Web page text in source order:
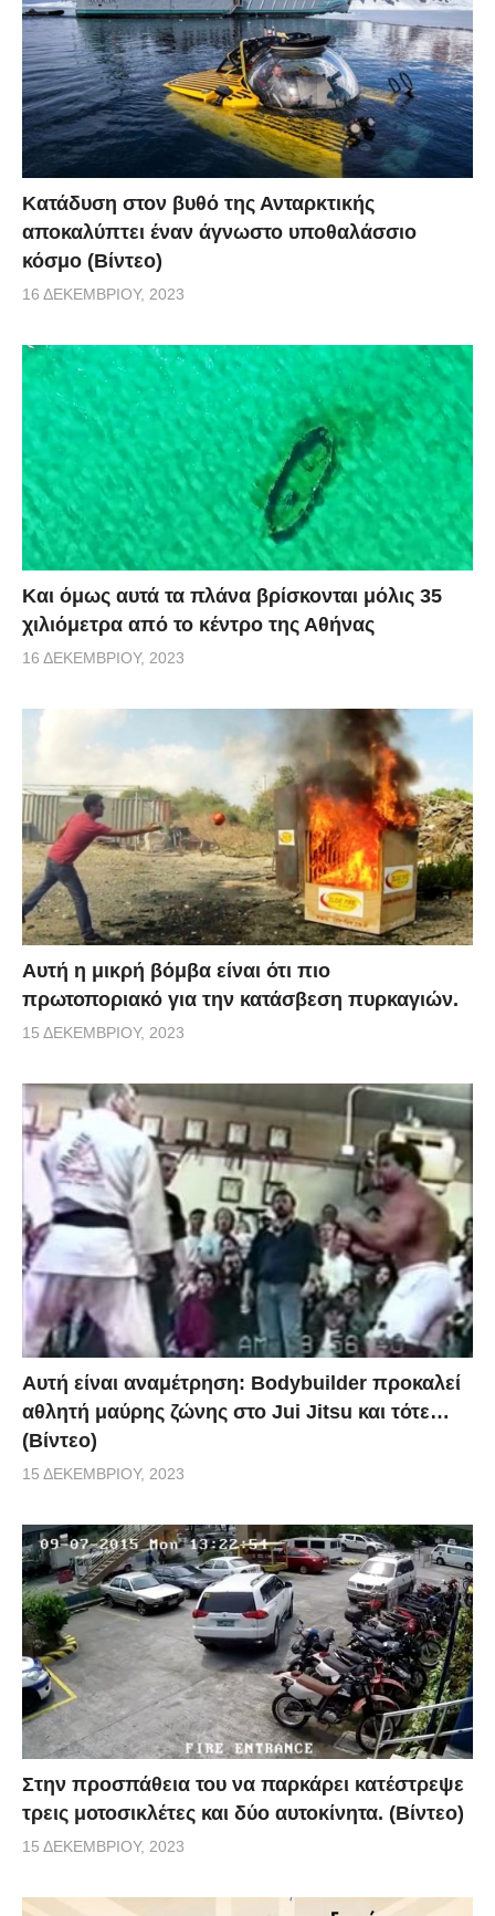
Κατάδυση στον βυθό της Ανταρκτικής
αποκαλύπτει έναν άγνωστο υποθαλάσσιο
κόσμο (Βίντεο)
16 ΔΕΚΕΜΒΡΊΟΥ, 2023
Και όμως αυτά τα πλάνα βρίσκονται μόλις 35
χιλιόμετρα από το κέντρο της Αθήνας
16 ΔΕΚΕΜΒΡΊΟΥ, 2023
Αυτή η μικρή βόμβα είναι ότι πιο
πρωτοποριακό για την κατάσβεση πυρκαγιών.
15 ΔΕΚΕΜΒΡΊΟΥ, 2023
Αυτή είναι αναμέτρηση: Bodybuilder προκαλεί
αθλητή μαύρης ζώνης στο Jui Jitsu και τότε…
(Βίντεο)
15 ΔΕΚΕΜΒΡΊΟΥ, 2023
Στην προσπάθεια του να παρκάρει κατέστρεψε
τρεις μοτοσικλέτες και δύο αυτοκίνητα. (Βίντεο)
15 ΔΕΚΕΜΒΡΊΟΥ, 2023